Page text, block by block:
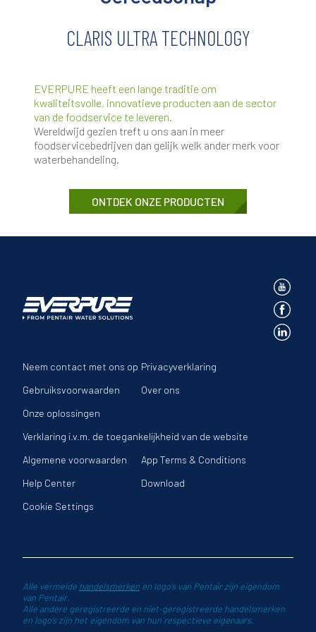
CLARIS ULTRA TECHNOLOGY
EVERPURE heeft een lange traditie om
kwaliteitsvolle, innovatieve producten aan de sector
van de foodservice te leveren.
Wereldwijd gezien treft u ons aan in meer
foodservicebedrijven dan gelijk welk ander merk voor
waterbehandeling.
ONTDEK ONZE PRODUCTEN
Neem contact met ons op Privacyverklaring
Gebruiksvoorwaarden
Over ons
Onze oplossingen
Verklaring i.v.m. de toegankelijkheid van de website
Algemene voorwaarden
App Terms & Conditions
Help Center
Download
Cookie Settings
Alle vermelde handelsmerken en logo’s van Pentair zijn eigendom
van Pentair.
Alle andere geregistreerde en niet-geregistreerde handelsmerken
en logo’s zijn het eigendom van hun respectieve eigenaars.